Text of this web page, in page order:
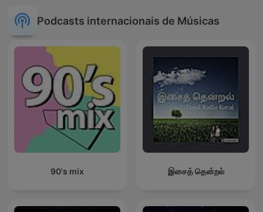
Podcasts internacionais de Músicas
90's mix இசைத் தென்றல்